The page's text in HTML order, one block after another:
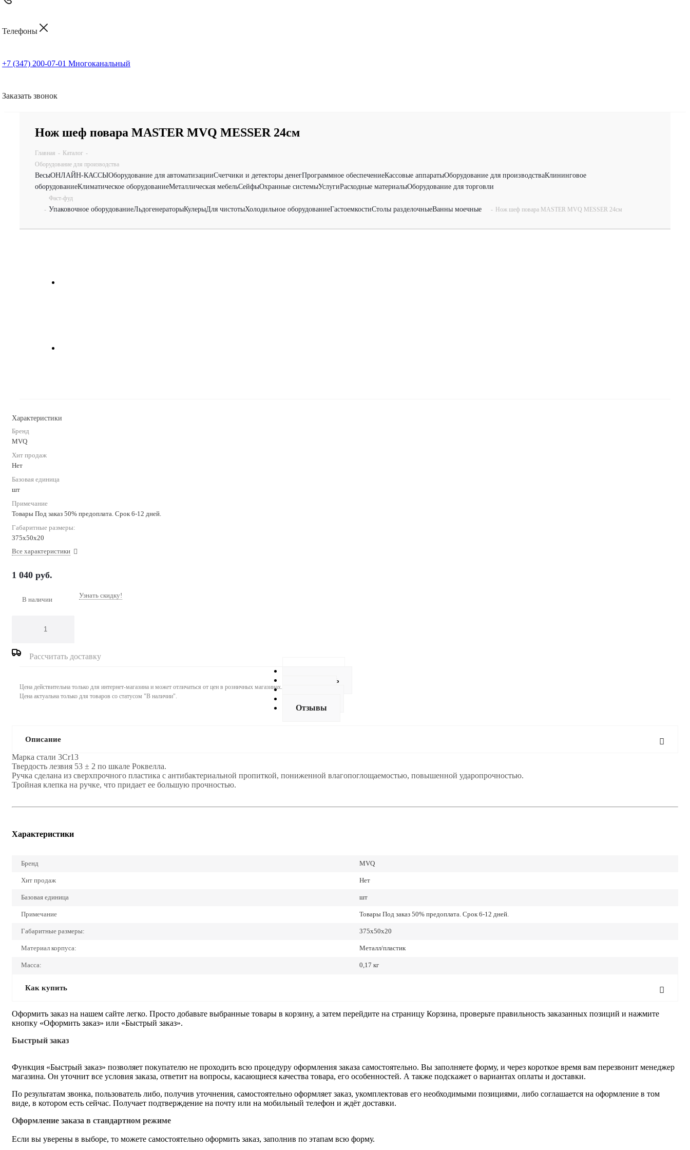
Телефоны
+7 (347) 200-07-01 Многоканальный
Заказать звонок
Нож шеф повара MASTER MVQ MESSER 24см
Главная - Каталог -
Оборудование для производства
ВесыОНЛАЙН-КАССЫОборудование для автоматизацииСчетчики и детекторы денегПрограммное обеспечениеКассовые аппаратыОборудование для производстваКлининговое
оборудованиеКлиматическое оборудованиеМеталлическая мебельСейфыОхранные системыУслугиРасходные материалыОборудование для торговли
-
Фаст-фуд
Упаковочное оборудованиеЛьдогенераторыКулерыДля чистотыХолодильное оборудованиеГастоемкостиСтолы разделочныеВанны моечные - Нож шеф повара MASTER MVQ MESSER 24см
Характеристики
Бренд
MVQ
Хит продаж
Нет
Базовая единица
шт
Примечание
Товары Под заказ 50% предоплата. Срок 6-12 дней.
Габаритные размеры:
375x50x20
Все характеристики
1 040 руб.
В наличии Узнать скидку!
Рассчитать доставку
Цена действительна только для интернет-магазина и может отличаться от цен в розничных магазинах.
Цена актуальна только для товаров со статусом "В наличии".
Как купить
Отзывы
Описание
Марка стали 3Cr13
Твердость лезвия 53 ± 2 по шкале Роквелла.
Ручка сделана из сверхпрочного пластика с антибактериальной пропиткой, пониженной влагопоглощаемостью, повышенной ударопрочностью.
Тройная клепка на ручке, что придает ее большую прочностью.
Характеристики
Бренд MVQ
Хит продаж Нет
Базовая единица шт
Примечание Товары Под заказ 50% предоплата. Срок 6-12 дней.
Габаритные размеры: 375x50x20
Материал корпуса: Металл/пластик
Масса: 0,17 кг
Как купить
Оформить заказ на нашем сайте легко. Просто добавьте выбранные товары в корзину, а затем перейдите на страницу Корзина, проверьте правильность заказанных позиций и нажмите
кнопку «Оформить заказ» или «Быстрый заказ».
Быстрый заказ
Функция «Быстрый заказ» позволяет покупателю не проходить всю процедуру оформления заказа самостоятельно. Вы заполняете форму, и через короткое время вам перезвонит менеджер
магазина. Он уточнит все условия заказа, ответит на вопросы, касающиеся качества товара, его особенностей. А также подскажет о вариантах оплаты и доставки.
По результатам звонка, пользователь либо, получив уточнения, самостоятельно оформляет заказ, укомплектовав его необходимыми позициями, либо соглашается на оформление в том
виде, в котором есть сейчас. Получает подтверждение на почту или на мобильный телефон и ждёт доставки.
Оформление заказа в стандартном режиме
Если вы уверены в выборе, то можете самостоятельно оформить заказ, заполнив по этапам всю форму.